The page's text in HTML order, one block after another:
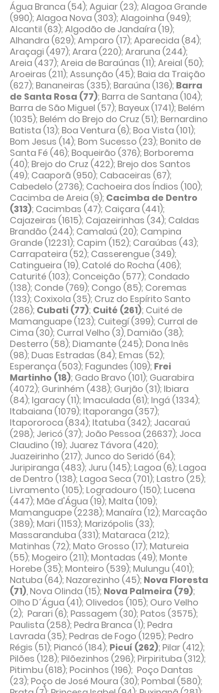
Água Branca (54); Aguiar (23); Alagoa Grande
(990); Alagoa Nova (303); Alagoinha (949);
Alcantil (63); Algodão de Jandaíra (19);
Alhandra (629); Amparo (17); Aparecida (84);
Araçagi (497); Arara (220); Araruna (244);
Areia (437); Areia de Baraúnas (11); Areial (50);
Aroeiras (211); Assunção (45); Baia da Traição
(627); Bananeiras (335); Baraúna (136); Barra
de Santa Rosa (77); Barra de Santana (104);
Barra de São Miguel (57); Bayeux (1741); Belém
(1035); Belém do Brejo do Cruz (51); Bernardino
Batista (13); Boa Ventura (6); Boa Vista (101);
Bom Jesus (14); Bom Sucesso (23); Bonito de
Santa Fé (46); Boqueirão (376); Borborema
(40); Brejo do Cruz (422); Brejo dos Santos
(49); Caaporã (950); Cabaceiras (67);
Cabedelo (2736); Cachoeira dos Índios (100);
Cacimba de Areia (9); Cacimba de Dentro
(313); Cacimbas (47); Caiçara (441);
Cajazeiras (1615); Cajazeirinhas (34); Caldas
Brandão (244); Camalaú (20); Campina
Grande (12231); Capim (152); Caraúbas (43);
Carrapateira (52); Casserengue (349);
Catingueira (19), Catolé do Rocha (406);
Caturité (103); Conceição (577); Condado
(138); Conde (769); Congo (85); Coremas
(133); Coxixola (35); Cruz do Espírito Santo
(286); Cubati (77); Cuité (261); Cuité de
Mamanguape (123); Cuitegí (399); Curral de
Cima (30); Curral Velho (3), Damião (38);
Desterro (58); Diamante (245); Dona Inês
(98); Duas Estradas (84); Emas (52);
Esperança (503); Fagundes (109); Frei
Martinho (18); Gado Bravo (101); Guarabira
(4072); Gurinhém (438); Gurjão (31); Ibiara
(84); Igaracy (11); Imaculada (61); Ingá (1334);
Itabaiana (1079); Itaporanga (357);
Itapororoca (834); Itatuba (342); Jacaraú
(298); Jericó (37); João Pessoa (26637); Joca
Claudino (19); Juarez Távora (420);
Juazeirinho (217); Junco do Seridó (64);
Juripiranga (483); Juru (145); Lagoa (6); Lagoa
de Dentro (138); Lagoa Seca (701); Lastro (25);
Livramento (105); Logradouro (150); Lucena
(447); Mãe d'Água (19); Malta (109);
Mamanguape (2238); Manaíra (12); Marcação
(389); Mari (1153); Marizópolis (33);
Massaranduba (331); Mataraca (212);
Matinhas (72); Mato Grosso (17); Matureia
(55); Mogeiro (211); Montadas (49); Monte
Horebe (35); Monteiro (539); Mulungu (401);
Natuba (64); Nazarezinho (45); Nova Floresta
(71), Nova Olinda (15); Nova Palmeira (79);
Olho D´Água (41); Olivedos (105); Ouro Velho
(2); Parari (6); Passagem (30); Patos (3575);
Paulista (258); Pedra Branca (1); Pedra
Lavrada (35); Pedras de Fogo (1295); Pedro
Régis (51); Piancó (184); Picuí (262); Pilar (412);
Pilões (128); Pilõezinhos (296); Pirpirituba (312);
Pitimbu (618); Pocinhos (196); Poço Dantas
(23); Poço de José Moura (30); Pombal (580);